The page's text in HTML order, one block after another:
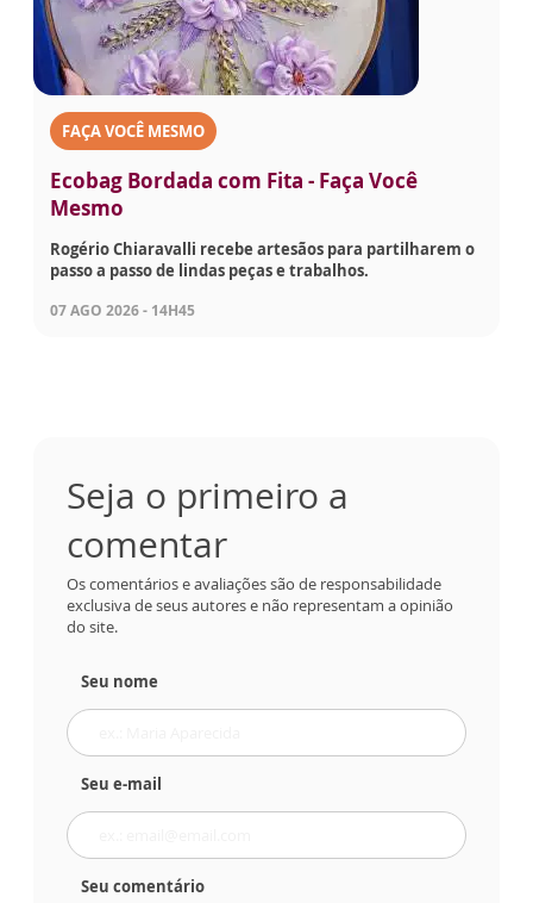
FAÇA VOCÊ MESMO
Ecobag Bordada com Fita - Faça Você
Mesmo
Rogério Chiaravalli recebe artesãos para partilharem o
passo a passo de lindas peças e trabalhos.
07 AGO 2026 - 14H45
Seja o primeiro a
comentar
Os comentários e avaliações são de responsabilidade
exclusiva de seus autores e não representam a opinião
do site.
Seu nome
Seu e-mail
Seu comentário